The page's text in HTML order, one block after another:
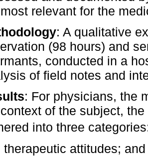
relevant for the
: A qualitative
(98 hours) and
conducted in a
of field notes and
: For physicians, the
of the subject,
into three categories:
attitudes; and